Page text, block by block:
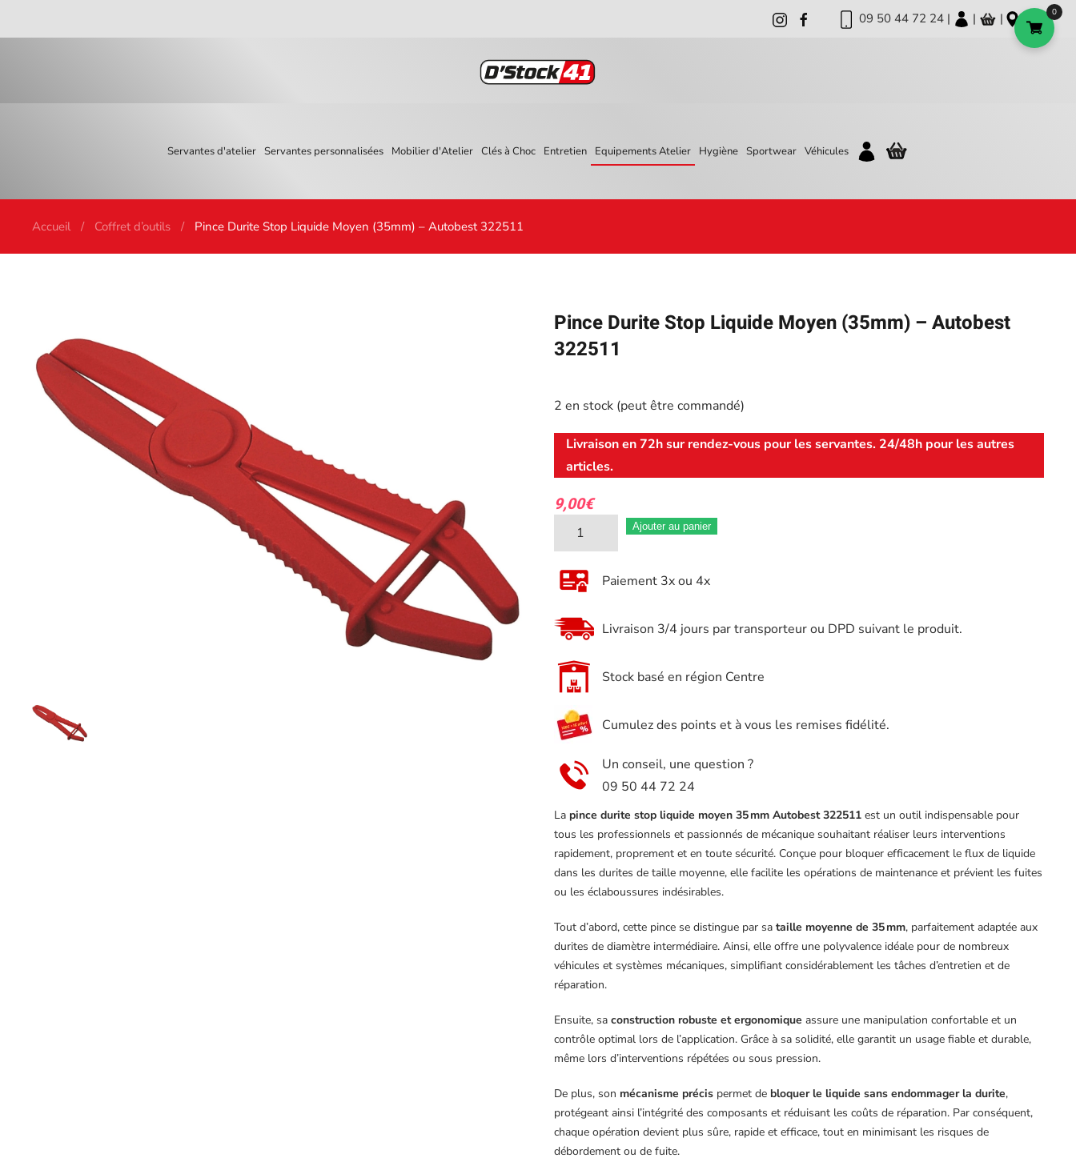
09 50 44 72 24 | | |
Servantes d'atelier Servantes personnalisées Mobilier d'Atelier Clés à Choc Entretien Equipements Atelier Hygiène Sportwear Véhicules
Accueil Coffret d’outils Pince Durite Stop Liquide Moyen (35mm) – Autobest 322511
Pince Durite Stop Liquide Moyen (35mm) – Autobest
322511
2 en stock (peut être commandé)
Livraison en 72h sur rendez-vous pour les servantes. 24/48h pour les autres
articles.
9,00€
quantité
de
Pince
Durite
Stop
Liquide
Moyen
(35mm)
Autobest
Ajouter au panier
Paiement 3x ou 4x
Livraison 3/4 jours par transporteur ou DPD suivant le produit.
Stock basé en région Centre
Cumulez des points et à vous les remises fidélité.
Un conseil, une question ?
09 50 44 72 24
La pince durite stop liquide moyen 35 mm Autobest 322511 est un outil indispensable pour
tous les professionnels et passionnés de mécanique souhaitant réaliser leurs interventions
rapidement, proprement et en toute sécurité. Conçue pour bloquer efficacement le flux de liquide
dans les durites de taille moyenne, elle facilite les opérations de maintenance et prévient les fuites
ou les éclaboussures indésirables.
Tout d’abord, cette pince se distingue par sa taille moyenne de 35 mm, parfaitement adaptée aux
durites de diamètre intermédiaire. Ainsi, elle offre une polyvalence idéale pour de nombreux
véhicules et systèmes mécaniques, simplifiant considérablement les tâches d’entretien et de
réparation.
Ensuite, sa construction robuste et ergonomique assure une manipulation confortable et un
contrôle optimal lors de l’application. Grâce à sa solidité, elle garantit un usage fiable et durable,
même lors d’interventions répétées ou sous pression.
De plus, son mécanisme précis permet de bloquer le liquide sans endommager la durite,
protégeant ainsi l’intégrité des composants et réduisant les coûts de réparation. Par conséquent,
chaque opération devient plus sûre, rapide et efficace, tout en minimisant les risques de
débordement ou de fuite.
0